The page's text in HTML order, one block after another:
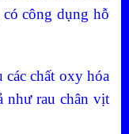
công dụng hỗ
chất oxy hóa
như rau chân vịt